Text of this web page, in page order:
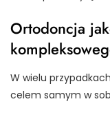
Ortodoncja
W wielu
celem samym w